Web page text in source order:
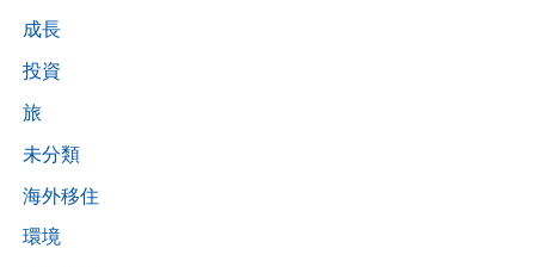
成長
投資
旅
未分類
海外移住
環境